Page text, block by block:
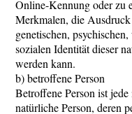
Online-Kennung oder zu
Merkmalen, die
genetischen,
sozialen Identität dieser
werden kann.
b) betroffene Person
Betroffene Person ist
natürliche Person, deren